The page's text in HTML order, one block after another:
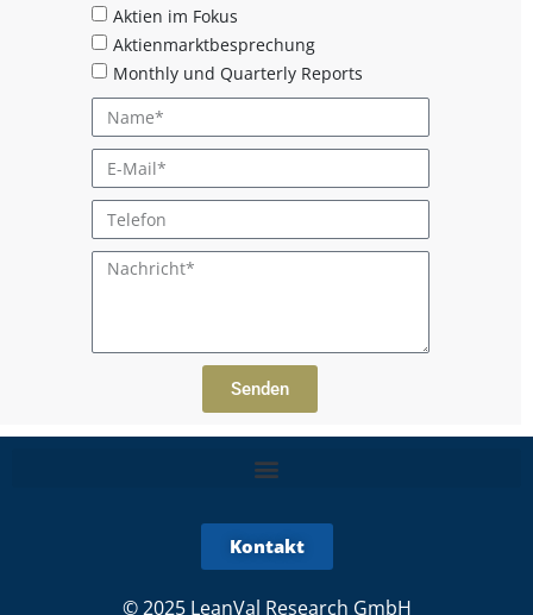
Aktien im Fokus
Aktienmarktbesprechung
Monthly und Quarterly Reports
Senden
Kontakt
© 2025 LeanVal Research GmbH